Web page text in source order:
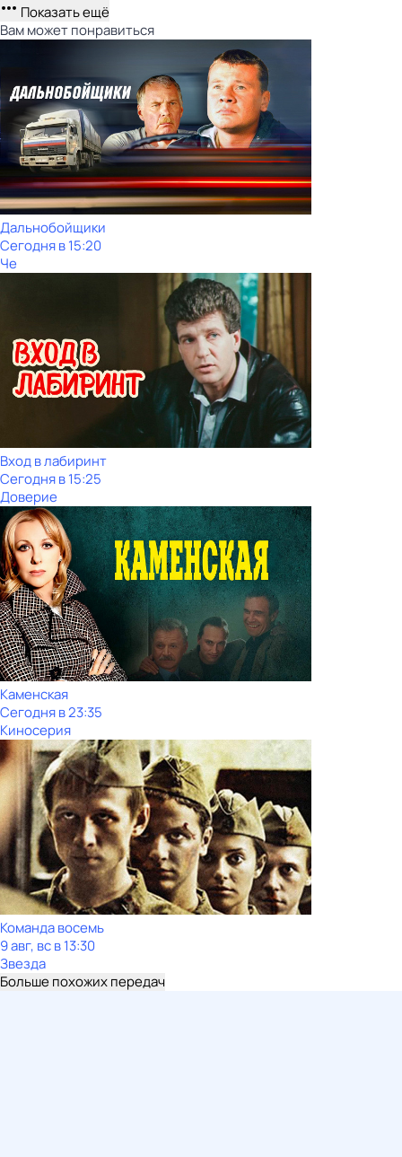
Показать ещё
Вам может понравиться
Дальнобойщики
Сегодня в 15:20
Че
Вход в лабиринт
Сегодня в 15:25
Доверие
Каменская
Сегодня в 23:35
Киносерия
Команда восемь
9 авг, вс в 13:30
Звезда
Больше похожих передач